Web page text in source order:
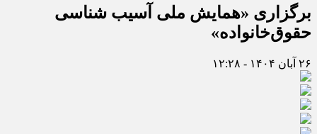
برگزاری «همایش ملی آسیب شناسی
حقوق‌خانواده»
۲۶ آبان ۱۴۰۴ - ۱۲:۲۸